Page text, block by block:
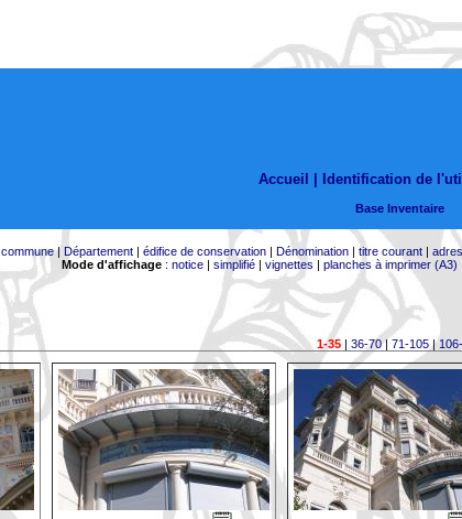
Accueil | Identification de
Base Inventaire
commune| Département| édifice de conservation| Dénomination| titre courant|
Mode d'affichage: notice| simplifié| vignettes | planches à imprimer (A3)
1-35| 36-70| 71-105|